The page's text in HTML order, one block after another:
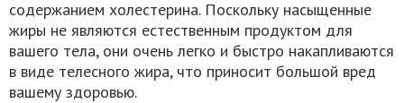
содержанием холестерина. Поскольку насыщенные
жиры не являются естественным продуктом для
вашего тела, они очень легко и быстро накапливаются
в виде телесного жира, что приносит большой вред
вашему здоровью.